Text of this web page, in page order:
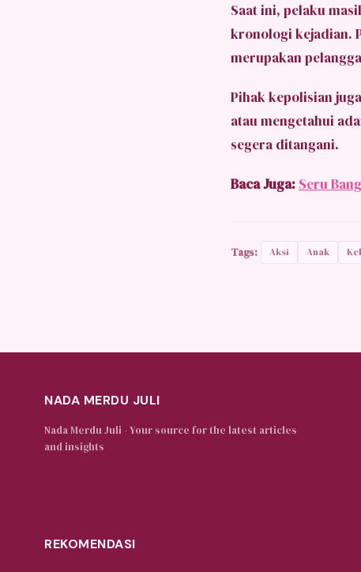
Saat ini, pelaku
kronologi kejadian.
merupakan
Pihak kepolisian
atau mengetahui
segera ditangani.
Baca Juga: Seru
Tags: Aksi Anak
NADA MERDU JULI
Nada Merdu Juli - Your source for the latest articles
and insights
REKOMENDASI